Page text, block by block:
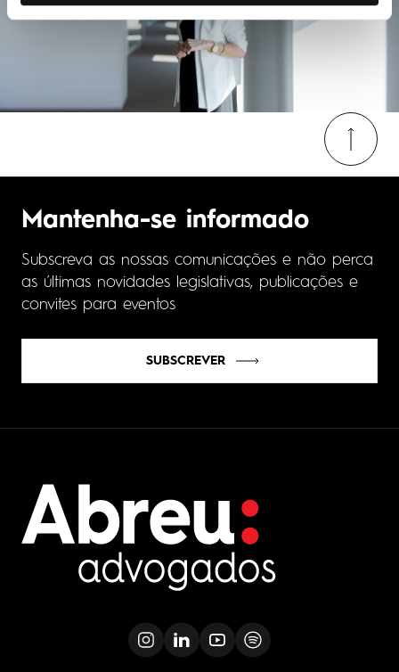
Mantenha-se informado
Subscreva as nossas comunicações e não perca
as últimas novidades legislativas, publicações e
convites para eventos
SUBSCREVER